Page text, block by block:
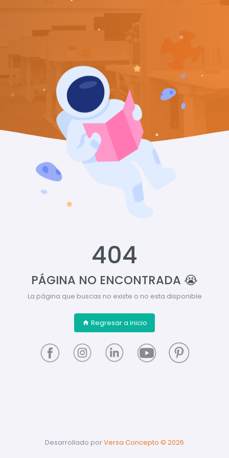
404
PÁGINA NO ENCONTRADA 😭
La página que buscas no existe o no esta disponible
Regresar a inicio
Desarrollado porVersa Concepto © 2026